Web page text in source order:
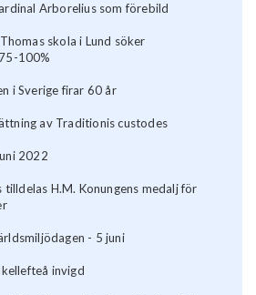
Arborelius som förebild
skola i Lund söker
100%
i Sverige firar 60 år
av Traditionis custodes
2022
H.M. Konungens medalj för
- 5 juni
invigd